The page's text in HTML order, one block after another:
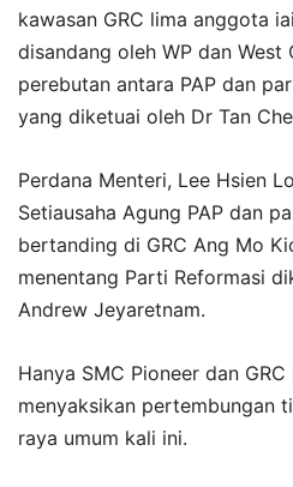
kawasan GRC lima anggota
disandang oleh WP dan
perebutan antara PAP dan
yang diketuai oleh Dr Tan
Perdana Menteri, Lee Hsien
Setiausaha Agung PAP dan
bertanding di GRC Ang Mo
menentang Parti Reformasi
Andrew Jeyaretnam.
Hanya SMC Pioneer dan
menyaksikan pertembungan
raya umum kali ini.